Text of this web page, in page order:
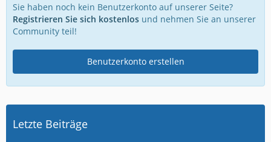
Sie haben noch kein Benutzerkonto auf unserer Seite?
Registrieren Sie sich kostenlos und nehmen Sie an unserer
Community teil!
Benutzerkonto erstellen
Letzte Beiträge